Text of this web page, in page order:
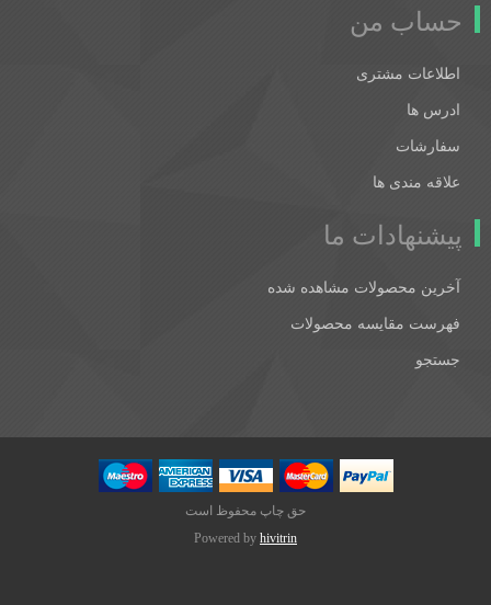
حساب من
اطلاعات مشتری
ادرس ها
سفارشات
علاقه مندی ها
پیشنهادات ما
آخرین محصولات مشاهده شده
فهرست مقایسه محصولات
جستجو
حق چاپ محفوظ است
Powered by hivitrin